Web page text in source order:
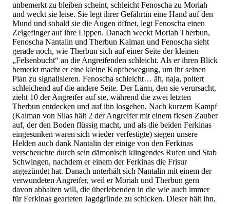
unbemerkt zu bleiben scheint, schleicht Fenoscha zu Moriah
und weckt sie leise. Sie legt ihrer Gefährtin eine Hand auf den
Mund und sobald sie die Augen öffnet, legt Fenoscha einen
Zeigefinger auf ihre Lippen. Danach weckt Moriah Therbun,
Fenoscha Nantalin und Therbun Kalman und Fenoscha sieht
gerade noch, wie Therbun sich auf einer Seite der kleinen
„Felsenbucht“ an die Angreifenden schleicht. Als er ihren Blick
bemerkt macht er eine kleine Kopfbewegung, um ihr seinen
Plan zu signalisieren. Fenoscha schleicht… äh, naja, poltert
schleichend auf die andere Seite. Der Lärm, den sie verursacht,
zieht 10 der Angreifer auf sie, während die zwei letzten
Therbun entdecken und auf ihn losgehen. Nach kurzem Kampf
(Kalman von Silas hält 2 der Angreifer mit einem fiesen Zauber
auf, der den Boden flüssig macht, und als die beiden Ferkinas
eingesunken waren sich wieder verfestigte) siegen unsere
Helden auch dank Nantalin der einige von den Ferkinas
verscheuchte durch sein dämonisch klingendes Rufen und Stab
Schwingen, nachdem er einem der Ferkinas die Frisur
angezündet hat. Danach unterhält sich Nantalin mit einem der
verwundeten Angreifer, weil er Moriah und Therbun gern
davon abhalten will, die überlebenden in die wie auch immer
für Ferkinas gearteten Jagdgründe zu schicken. Dieser hält ihn,